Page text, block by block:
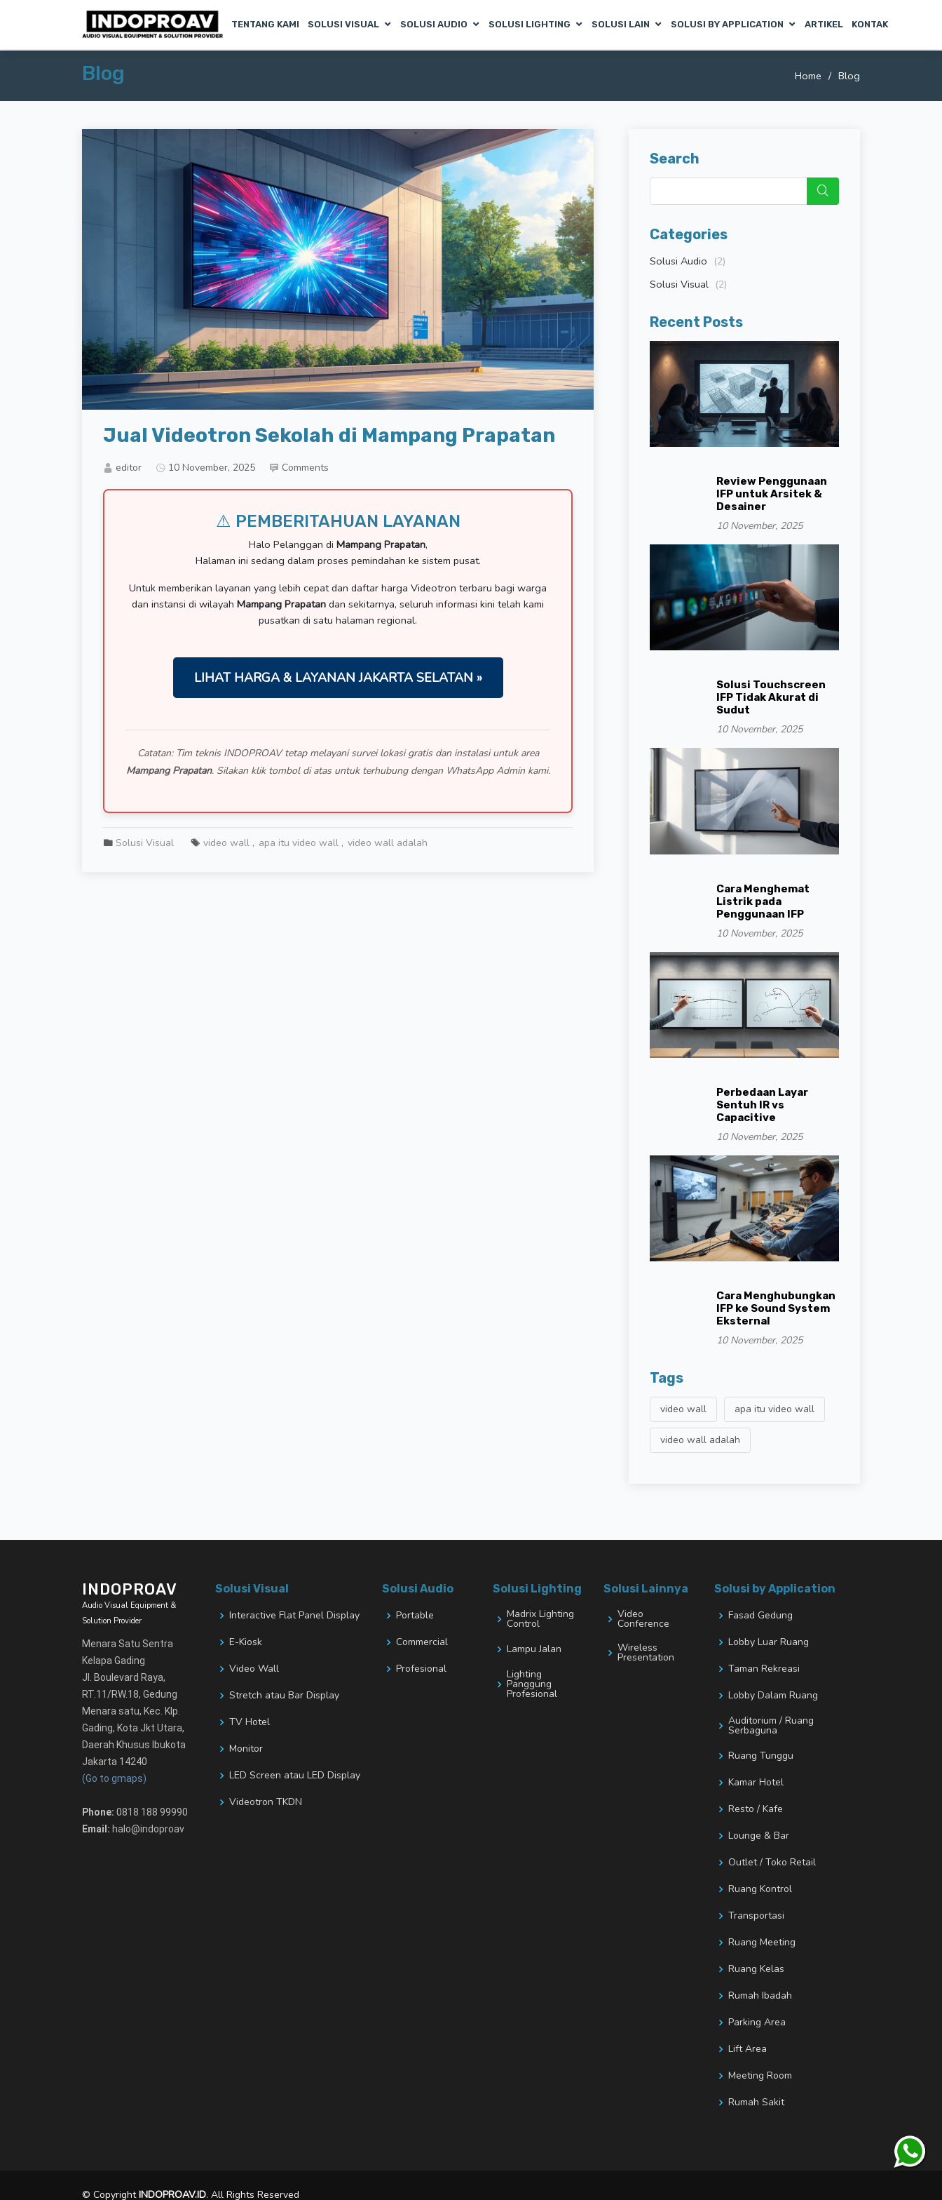
TENTANG KAMI SOLUSI VISUAL SOLUSI AUDIO SOLUSI LIGHTING SOLUSI LAIN SOLUSI BY APPLICATION ARTIKEL KONTAK
Blog Home Blog
Jual Videotron Sekolah di Mampang Prapatan
editor 10 November, 2025 Comments
⚠ PEMBERITAHUAN LAYANAN
Halo Pelanggan di Mampang Prapatan,
Halaman ini sedang dalam proses pemindahan ke sistem pusat.
Untuk memberikan layanan yang lebih cepat dan daftar harga Videotron terbaru bagi warga
dan instansi di wilayah Mampang Prapatan dan sekitarnya, seluruh informasi kini telah kami
pusatkan di satu halaman regional.
LIHAT HARGA & LAYANAN JAKARTA SELATAN »
Catatan: Tim teknis INDOPROAV tetap melayani survei lokasi gratis dan instalasi untuk area
Mampang Prapatan. Silakan klik tombol di atas untuk terhubung dengan WhatsApp Admin kami.
Solusi Visual video wall apa itu video wall video wall adalah
Search
Categories
Solusi Audio (2)
Solusi Visual (2)
Recent Posts
Review Penggunaan
IFP untuk Arsitek &
Desainer
10 November, 2025
Solusi Touchscreen
IFP Tidak Akurat di
Sudut
10 November, 2025
Cara Menghemat
Listrik pada
Penggunaan IFP
10 November, 2025
Perbedaan Layar
Sentuh IR vs
Capacitive
10 November, 2025
Cara Menghubungkan
IFP ke Sound System
Eksternal
10 November, 2025
Tags
video wall apa itu video wall
video wall adalah
INDOPROAV
Audio Visual Equipment &
Solution Provider
Menara Satu Sentra
Kelapa Gading
Jl. Boulevard Raya,
RT.11/RW.18, Gedung
Menara satu, Kec. Klp.
Gading, Kota Jkt Utara,
Daerah Khusus Ibukota
Jakarta 14240
(Go to gmaps)
Phone: 0818 188 99990
Email: halo@indoproav
Solusi Visual
Interactive Flat Panel Display
E-Kiosk
Video Wall
Stretch atau Bar Display
TV Hotel
Monitor
LED Screen atau LED Display
Videotron TKDN
Solusi Audio
Portable
Commercial
Profesional
Solusi Lighting
Madrix Lighting
Control
Lampu Jalan
Lighting
Panggung
Profesional
Solusi Lainnya
Video
Conference
Wireless
Presentation
Solusi by Application
Fasad Gedung
Lobby Luar Ruang
Taman Rekreasi
Lobby Dalam Ruang
Auditorium / Ruang
Serbaguna
Ruang Tunggu
Kamar Hotel
Resto / Kafe
Lounge & Bar
Outlet / Toko Retail
Ruang Kontrol
Transportasi
Ruang Meeting
Ruang Kelas
Rumah Ibadah
Parking Area
Lift Area
Meeting Room
Rumah Sakit
© CopyrightINDOPROAV.ID. All Rights Reserved